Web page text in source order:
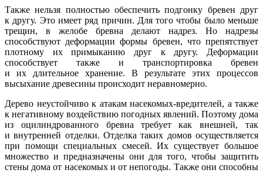
Также нельзя полностью обеспечить подгонку бревен друг
к другу. Это имеет ряд причин. Для того чтобы было меньше
трещин, в желобе бревна делают надрез. Но надрезы
способствуют деформации формы бревен, что препятствует
плотному их примыканию друг к другу. Деформации
способствует также и транспортировка бревен
и их длительное хранение. В результате этих процессов
высыхание древесины происходит неравномерно.
Дерево неустойчиво к атакам насекомых-вредителей, а также
к негативному воздействию погодных явлений. Поэтому дома
из оцилиндрованного бревна требует как внешней, так
и внутренней отделки. Отделка таких домов осуществляется
при помощи специальных смесей. Их существует большое
множество и предназначены они для того, чтобы защитить
стены дома от насекомых и от непогоды. Также они способны